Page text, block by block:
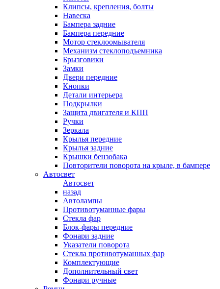
Клипсы, крепления, болты
Навеска
Бампера задние
Бампера передние
Мотор стеклоомывателя
Механизм стеклоподъемника
Брызговики
Замки
Двери передние
Кнопки
Детали интерьера
Подкрылки
Защита двигателя и КПП
Ручки
Зеркала
Крылья передние
Крылья задние
Крышки бензобака
Повторители поворота на крыле, в бампере
Автосвет
Автосвет
назад
Автолампы
Противотуманные фары
Стекла фар
Блок-фары передние
Фонари задние
Указатели поворота
Стекла противотуманных фар
Комплектующие
Дополнительный свет
Фонари ручные